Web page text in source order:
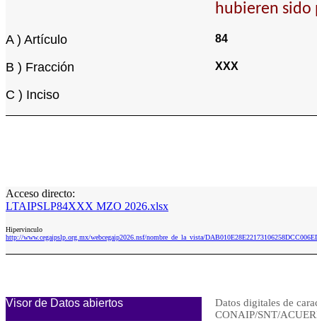
hubieren sido
A ) Artículo 84
B ) Fracción XXX
C ) Inciso
Acceso directo:
LTAIPSLP84XXX MZO 2026.xlsx
Hipervinculo
http://www.cegaipslp.org.mx/webcegaip2026.nsf/nombre_de_la_vista/
Visor de Datos abiertos
Datos digitales de
CONAIP/SNT/